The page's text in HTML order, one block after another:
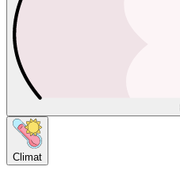
Climat